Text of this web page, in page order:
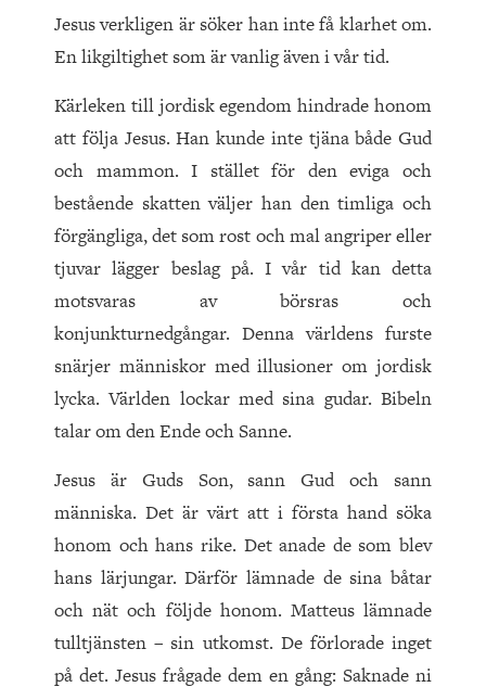
Jesus verkligen är söker han inte få klarhet om.
En likgiltighet som är vanlig även i vår tid.
Kärleken till jordisk egendom hindrade honom
att följa Jesus. Han kunde inte tjäna både Gud
och mammon. I stället för den eviga och
bestående skatten väljer han den timliga och
förgängliga, det som rost och mal angriper eller
tjuvar lägger beslag på. I vår tid kan detta
motsvaras av börsras och
konjunkturnedgångar. Denna världens furste
snärjer människor med illusioner om jordisk
lycka. Världen lockar med sina gudar. Bibeln
talar om den Ende och Sanne.
Jesus är Guds Son, sann Gud och sann
människa. Det är värt att i första hand söka
honom och hans rike. Det anade de som blev
hans lärjungar. Därför lämnade de sina båtar
och nät och följde honom. Matteus lämnade
tulltjänsten – sin utkomst. De förlorade inget
på det. Jesus frågade dem en gång: Saknade ni